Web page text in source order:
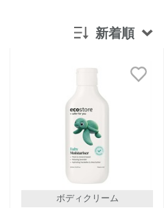
新着順
価格が安い
価格が高い
レビューが多い順
レビュー評価が高い順
ボディクリーム